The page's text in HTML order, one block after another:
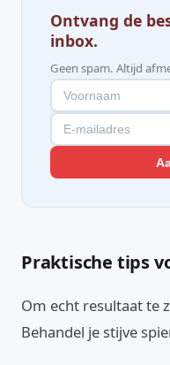
Ontvang de
inbox.
Geen spam. Altijd
Praktische tips
Om echt resultaat te
Behandel je stijve